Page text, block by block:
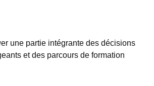
une partie intégrante des décisions
et des parcours de formation